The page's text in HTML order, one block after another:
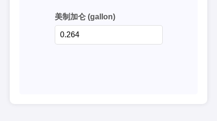
美制加仑 (gallon)